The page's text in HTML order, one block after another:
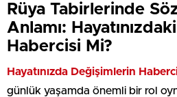
Rüya Tabirlerinde
Anlamı:
Habercisi Mi?
Hayatınızda Değişimlerin
günlük yaşamda önemli bir rol